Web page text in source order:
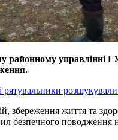
районному управлінні
життя та
безпечного поводження